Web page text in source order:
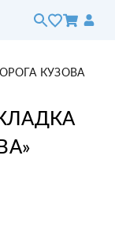
КУЗОВА
»